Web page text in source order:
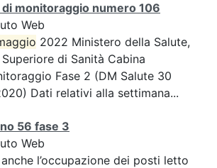
monitoraggio numero 106
Web
2022 Ministero della Salute,
di Sanità Cabina
Fase 2 (DM Salute 30
Dati relativi alla settimana...
56 fase 3
Web
l’occupazione dei posti letto